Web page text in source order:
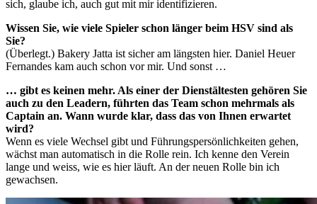
sich, glaube ich, auch gut mit mir identifizieren.
Wissen Sie, wie viele Spieler schon länger beim HSV sind als
Sie?
(Überlegt.) Bakery Jatta ist sicher am längsten hier. Daniel Heuer
Fernandes kam auch schon vor mir. Und sonst …
… gibt es keinen mehr. Als einer der Dienstältesten gehören Sie
auch zu den Leadern, führten das Team schon mehrmals als
Captain an. Wann wurde klar, dass das von Ihnen erwartet
wird?
Wenn es viele Wechsel gibt und Führungspersönlichkeiten gehen,
wächst man automatisch in die Rolle rein. Ich kenne den Verein
lange und weiss, wie es hier läuft. An der neuen Rolle bin ich
gewachsen.